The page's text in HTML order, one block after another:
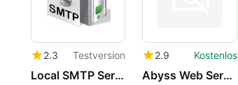
2.3 Testversion
Local SMTP Server
2.9 Kostenlos
Abyss Web Server